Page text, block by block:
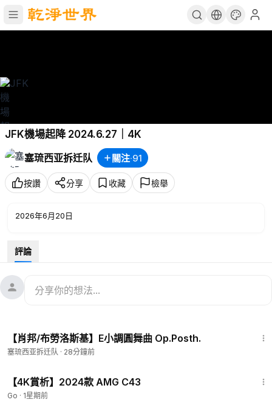
JFK機場起降 2024.6.27｜4K
塞琉西亚拆迁队
關注·91
按讚 分享 收藏 檢舉
2026年6月20日
評論
【肖邦/布勞洛斯基】E小調圓舞曲 Op.Posth.
塞琉西亚拆迁队 · 28分鐘前
【4K賞析】2024款 AMG C43
Go · 1星期前